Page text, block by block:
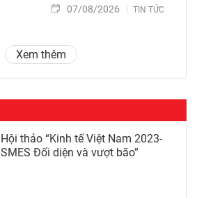
07/08/2026 TIN TỨC
Xem thêm
Hội thảo “Kinh tế Việt Nam 2023-
SMES Đối diện và vượt bão”